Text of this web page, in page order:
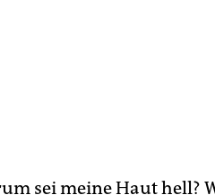
sei meine Haut hell?